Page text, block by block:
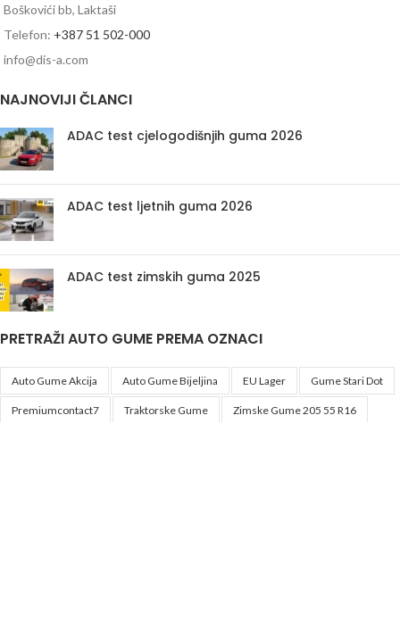
Boškovići bb, Laktaši
Telefon: +387 51 502-000
info@dis-a.com
NAJNOVIJI ČLANCI
ADAC test cjelogodišnjih guma 2026
ADAC test ljetnih guma 2026
ADAC test zimskih guma 2025
PRETRAŽI AUTO GUME PREMA OZNACI
Auto Gume Akcija Auto Gume Bijeljina EU Lager Gume Stari Dot
Premiumcontact7 Traktorske Gume Zimske Gume 205 55 R16